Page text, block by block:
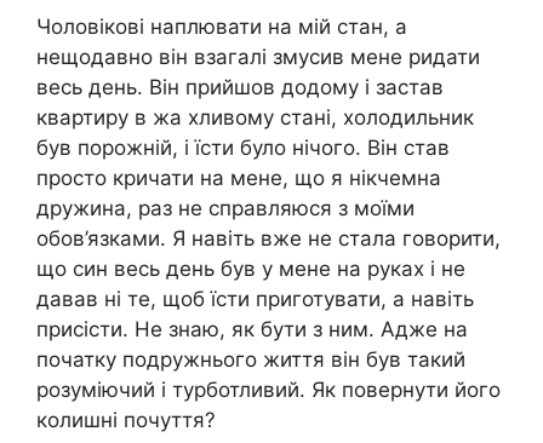
Чоловікові наплювати на мій стан, а
нещодавно він взагалі змусив мене ридати
весь день. Він прийшов додому і застав
квартиру в жа хливому стані, холодильник
був порожній, і їсти було нічого. Він став
просто кричати на мене, що я нікчемна
дружина, раз не справляюся з моїми
обов’язками. Я навіть вже не стала говорити,
що син весь день був у мене на руках і не
давав ні те, щоб їсти приготувати, а навіть
присісти. Не знаю, як бути з ним. Адже на
початку подружнього життя він був такий
розуміючий і турботливий. Як повернути його
колишні почуття?